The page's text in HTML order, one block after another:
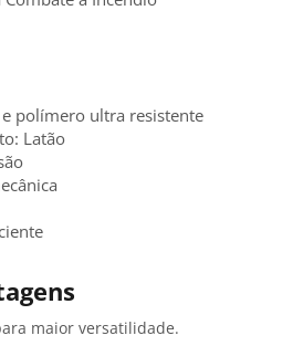
polímero ultra resistente
Latão
maior versatilidade.